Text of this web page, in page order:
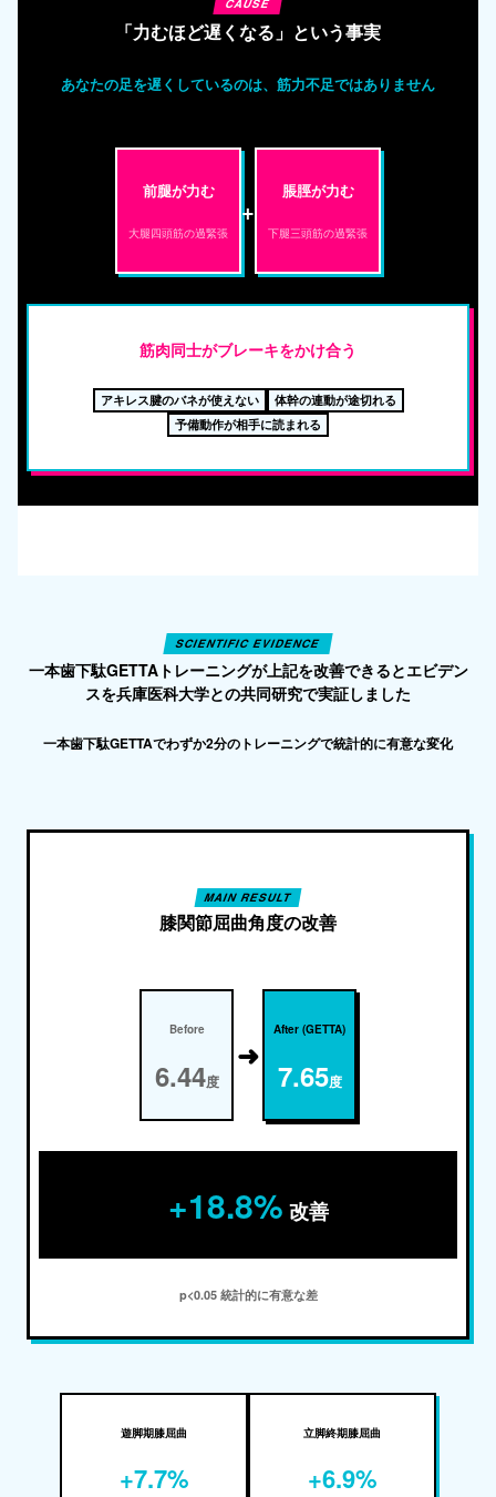
「力むほど遅くなる」という事実
あなたの足を遅くしているのは、筋力不足ではありません
前腿が力む
大腿四頭筋の過緊張
+
脹脛が力む
下腿三頭筋の過緊張
筋肉同士がブレーキをかけ合う
アキレス腱のバネが使えない
体幹の連動が途切れる
予備動作が相手に読まれる
SCIENTIFIC EVIDENCE
一本歯下駄GETTAトレーニングが上記を改善できるとエビデン
スを兵庫医科大学との共同研究で実証しました
一本歯下駄GETTAでわずか2分のトレーニングで統計的に有意な変化
MAIN RESULT
膝関節屈曲角度の改善
Before
6.44度
➜
After (GETTA)
7.65度
+18.8% 改善
p<0.05 統計的に有意な差
遊脚期膝屈曲
+7.7%
立脚終期膝屈曲
+6.9%